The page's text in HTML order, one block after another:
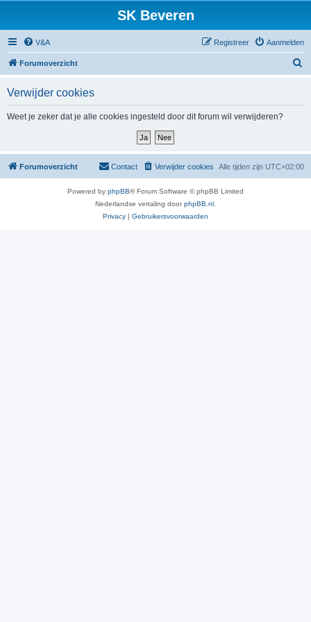
SK Beveren
V&A Aanmelden
Registreer
Forumoverzicht
Verwijder cookies
Weet je zeker dat je alle cookies ingesteld door dit forum wil verwijderen?
Forumoverzicht Alle tijden zijn UTC+02:00
Verwijder cookies
Contact
Powered by phpBB® Forum Software © phpBB Limited
Nederlandse vertaling doorphpBB.nl
Privacy | Gebruikersvoorwaarden